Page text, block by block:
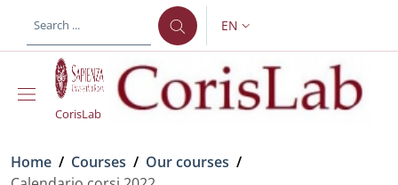
LANGUAGE SWITCHER:
EN
CorisLab
Breadcrumb
Home / Courses / Our courses /